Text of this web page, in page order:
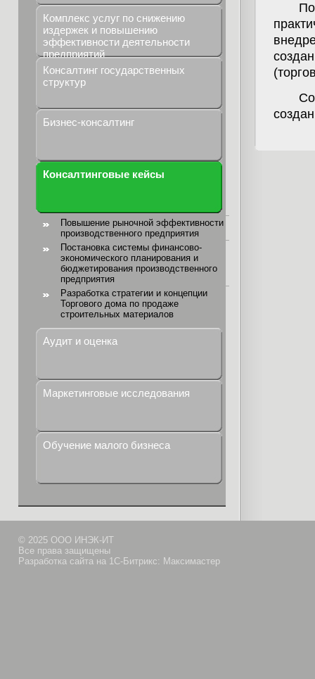
Комплекс услуг по снижению
издержек и повышению
эффективности деятельности
предприятий
Консалтинг государственных
структур
Бизнес-консалтинг
Консалтинговые кейсы
Повышение рыночной эффективности
производственного предприятия
Постановка системы финансово-
экономического планирования и
бюджетирования производственного
предприятия
Разработка стратегии и концепции
Торгового дома по продаже
строительных материалов
Аудит и оценка
Маркетинговые исследования
Обучение малого бизнеса
© 2025 ООО ИНЭК-ИТ
Все права защищены
Разработка сайта на 1С-Битрикс: Максимастер